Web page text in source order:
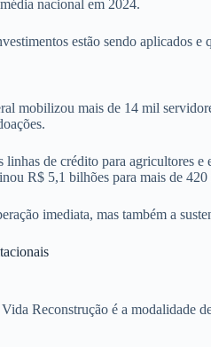
nacional em 2024.
estão sendo aplicados
mobilizou mais de 14 mil
linhas de crédito para agricultores
R$ 5,1 bilhões para mais de
imediata, mas também a
Reconstrução é a modalidade